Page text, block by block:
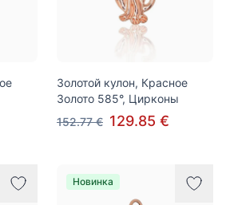
Золотой кулон, Красное
Золото 585°, Цирконы
152.77 € 129.85 €
Новинка